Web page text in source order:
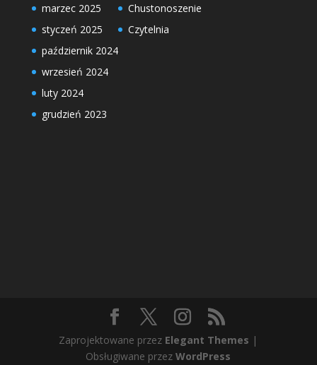
marzec 2025
styczeń 2025
październik 2024
wrzesień 2024
luty 2024
grudzień 2023
Chustonoszenie
Czytelnia
Zaprojektowane przez Elegant Themes |
Obsługiwane przezWordPress